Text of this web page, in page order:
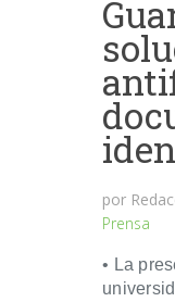
por
Prensa
• La